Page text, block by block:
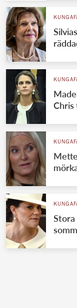
Chris